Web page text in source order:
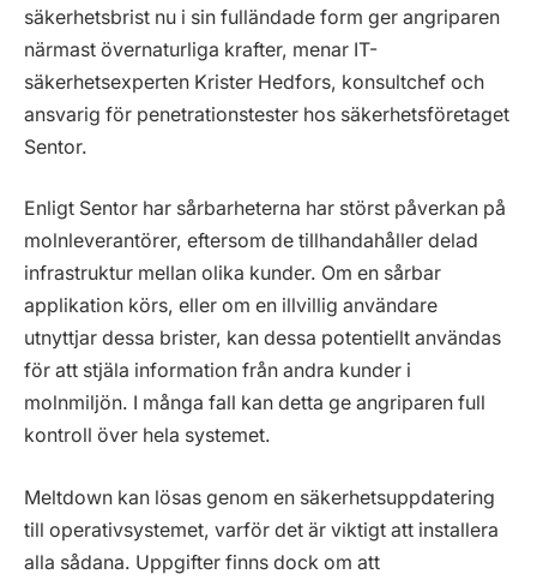
säkerhetsbrist nu i sin fulländade form ger angriparen
närmast övernaturliga krafter, menar IT-
säkerhetsexperten Krister Hedfors, konsultchef och
ansvarig för penetrationstester hos säkerhetsföretaget
Sentor.
Enligt Sentor har sårbarheterna har störst påverkan på
molnleverantörer, eftersom de tillhandahåller delad
infrastruktur mellan olika kunder. Om en sårbar
applikation körs, eller om en illvillig användare
utnyttjar dessa brister, kan dessa potentiellt användas
för att stjäla information från andra kunder i
molnmiljön. I många fall kan detta ge angriparen full
kontroll över hela systemet.
Meltdown kan lösas genom en säkerhetsuppdatering
till operativsystemet, varför det är viktigt att installera
alla sådana. Uppgifter finns dock om att